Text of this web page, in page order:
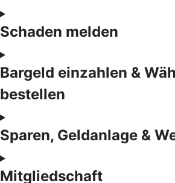
Schaden melden
Bargeld einzahlen &
bestellen
Sparen, Geldanlage &
Mitgliedschaft